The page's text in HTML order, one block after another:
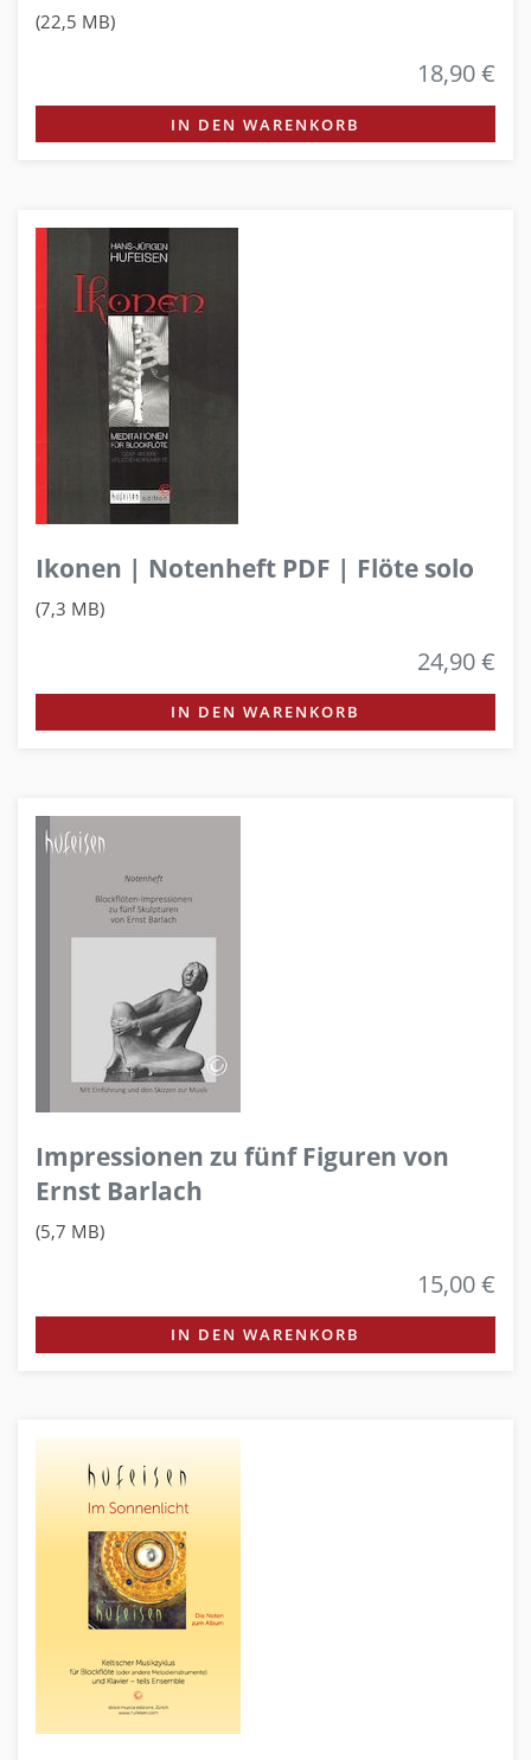
(22,5 MB)
18,90 €
IN DEN WARENKORB
Ikonen | Notenheft PDF | Flöte solo
(7,3 MB)
24,90 €
IN DEN WARENKORB
Impressionen zu fünf Figuren von
Ernst Barlach
(5,7 MB)
15,00 €
IN DEN WARENKORB